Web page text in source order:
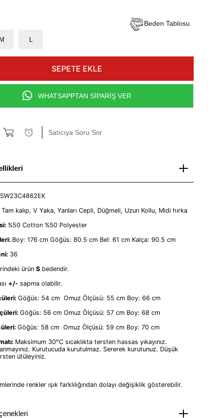
Beden Tablosu
L
WHATSAPPTAN SİPARİŞ VER
Satıcıya Soru Sor
SW23C4862EK
Tam kalıp, V Yaka, Yanları Cepli, Düğmeli, Uzun Kollu, Midi hırka
%50 Cotton %50 Polyester
Boy: 176 cm Göğüs: 80.5 cm Bel: 61 cm Kalça: 90.5 cm
36
ürün S bedendir.
+/- sapma olabilir.
Göğüs: 54 cm Omuz Ölçüsü: 55 cm Boy: 66 cm
Göğüs: 56 cm Omuz Ölçüsü: 57 cm Boy: 68 cm
Göğüs: 58 cm Omuz Ölçüsü: 59 cm Boy: 70 cm
Maksimum 30°C sıcaklıkta tersten hassas yıkayınız.
Kurutucuda kurutulmaz. Sererek kurutunuz. Düşük
ütüleyiniz.
renkler ışık farklılığından dolayı değişiklik gösterebilir.